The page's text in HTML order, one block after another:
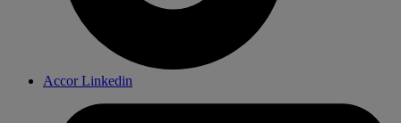
Accor Linkedin